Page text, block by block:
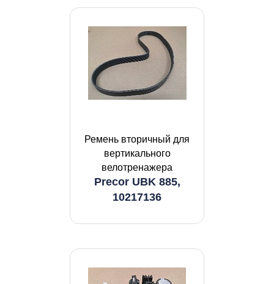
Ремень вторичный для
вертикального
велотренажера
Precor UBK 885,
10217136